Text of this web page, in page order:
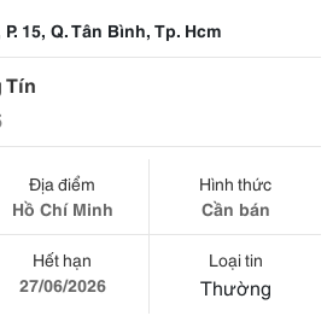
15, Q. Tân Bình, Tp. Hcm
Tín
Địa điểm
Hồ Chí Minh
Hình thức
Cần bán
Hết hạn
27/06/2026
Loại tin
Thường